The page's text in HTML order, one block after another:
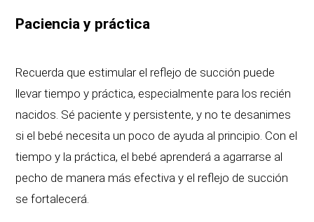
Paciencia y práctica
Recuerda que estimular el reflejo de succión puede
llevar tiempo y práctica, especialmente para los recién
nacidos. Sé paciente y persistente, y no te desanimes
si el bebé necesita un poco de ayuda al principio. Con el
tiempo y la práctica, el bebé aprenderá a agarrarse al
pecho de manera más efectiva y el reflejo de succión
se fortalecerá.